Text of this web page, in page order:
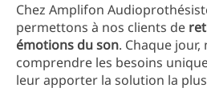
Chez Amplifon
permettons à nos clients de
émotions du son. Chaque
comprendre les besoins
leur apporter la solution la